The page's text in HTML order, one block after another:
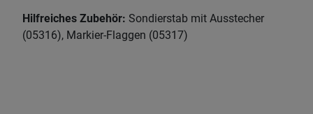
Hilfreiches Zubehör: Sondierstab mit Ausstecher
(05316), Markier-Flaggen (05317)